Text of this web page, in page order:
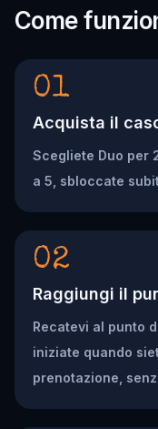
Come
01
Acquista il
Scegliete Duo per
a 5, sbloccate
02
Raggiungi il
Recatevi al punto
iniziate quando
prenotazione,